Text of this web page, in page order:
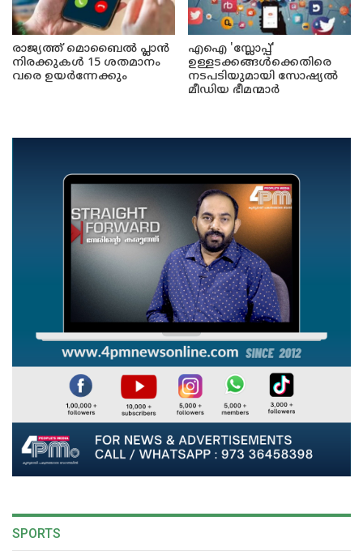
രാജ്യത്ത് മൊബൈൽ പ്ലാൻ
നിരക്കുകൾ 15 ശതമാനം
വരെ ഉയർന്നേക്കും
എഐ 'സ്ലോപ്പ്'
ഉള്ളടക്കങ്ങൾക്കെതിരെ
നടപടിയുമായി സോഷ്യൽ
മീഡിയ ഭീമന്മാർ
SPORTS